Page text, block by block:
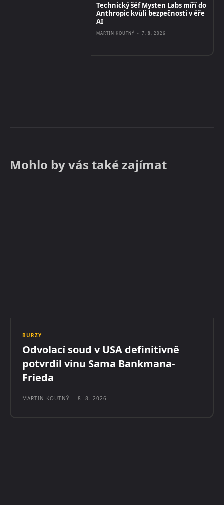
Technický šéf Mysten Labs míří do
Anthropic kvůli bezpečnosti v éře
AI
MARTIN KOUTNÝ - 7. 8. 2026
Mohlo by vás také zajímat
BURZY
Odvolací soud v USA definitivně
potvrdil vinu Sama Bankmana-
Frieda
MARTIN KOUTNÝ - 8. 8. 2026